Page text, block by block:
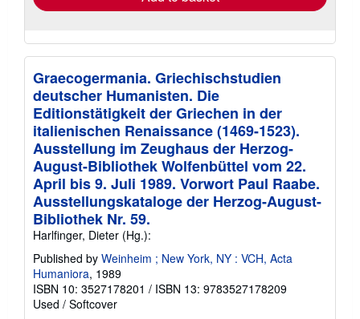
Graecogermania. Griechischstudien
deutscher Humanisten. Die
Editionstätigkeit der Griechen in der
italienischen Renaissance (1469-1523).
Ausstellung im Zeughaus der Herzog-
August-Bibliothek Wolfenbüttel vom 22.
April bis 9. Juli 1989. Vorwort Paul Raabe.
Ausstellungskataloge der Herzog-August-
Bibliothek Nr. 59.
Harlfinger, Dieter (Hg.):
Published by Weinheim ; New York, NY : VCH, Acta
Humaniora, 1989
ISBN 10: 3527178201 / ISBN 13: 9783527178209
Used / Softcover